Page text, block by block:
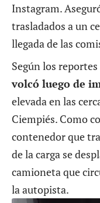
Instagram.
trasladados a un
llegada de las
Según los
volcó luego de
elevada en las
Ciempiés. Como
contenedor que
de la carga se
camioneta que
la autopista.